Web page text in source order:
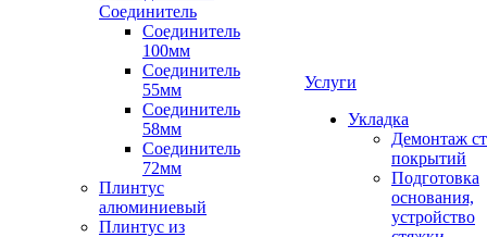
Соединитель
Соединитель
100мм
Соединитель
55мм
Соединитель
58мм
Соединитель
72мм
Плинтус
алюминиевый
Плинтус из
Услуги
Укладка
Демонтаж
покрытий
Подготовка
основания,
устройство